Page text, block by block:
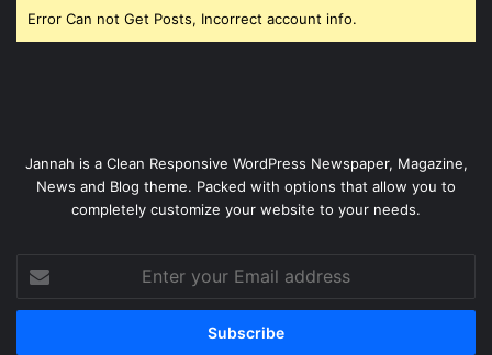
Error Can not Get Posts, Incorrect account info.
Jannah is a Clean Responsive WordPress Newspaper, Magazine,
News and Blog theme. Packed with options that allow you to
completely customize your website to your needs.
your
Email